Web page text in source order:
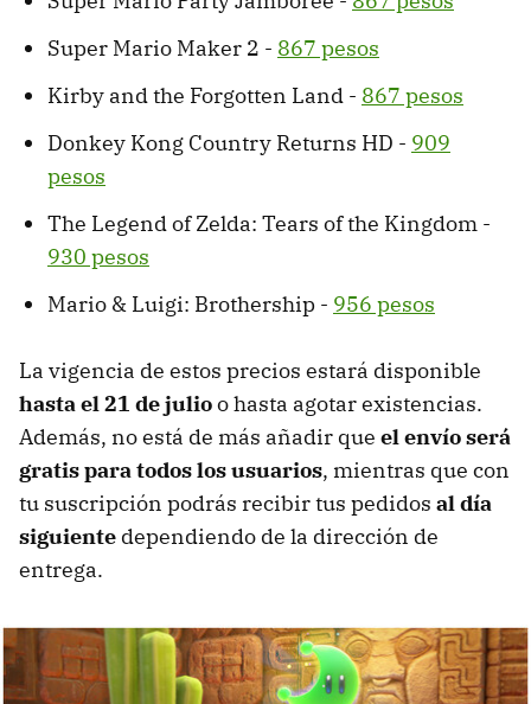
Super Mario Maker 2 - 867 pesos
Kirby and the Forgotten Land - 867 pesos
Donkey Kong Country Returns HD - 909
pesos
The Legend of Zelda: Tears of the Kingdom -
930 pesos
Mario & Luigi: Brothership - 956 pesos
La vigencia de estos precios estará disponible
hasta el 21 de julioo hasta agotar existencias.
Además, no está de más añadir que el envío será
gratis para todos los usuarios, mientras que con
tu suscripción podrás recibir tus pedidos al día
siguiente dependiendo de la dirección de
entrega.